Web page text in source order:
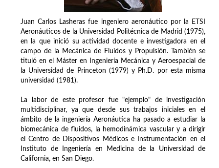
Juan Carlos Lasheras fue ingeniero aeronáutico por la ETSI
Aeronáuticos de la Universidad Politécnica de Madrid (1975),
en la que inició su actividad docente e investigadora en el
campo de la Mecánica de Fluidos y Propulsión. También se
tituló en el Máster en Ingeniería Mecánica y Aeroespacial de
la Universidad de Princeton (1979) y Ph.D. por esta misma
universidad (1981).
La labor de este profesor fue "ejemplo" de investigación
multidisciplinar, ya que desde sus trabajos iniciales en el
ámbito de la ingeniería Aeronáutica ha pasado a estudiar la
biomecánica de fluidos, la hemodinámica vascular y a dirigir
el Centro de Dispositivos Médicos e Instrumentación en el
Instituto de Ingeniería en Medicina de la Universidad de
California, en San Diego.